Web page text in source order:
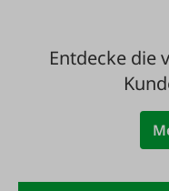
Entdecke die